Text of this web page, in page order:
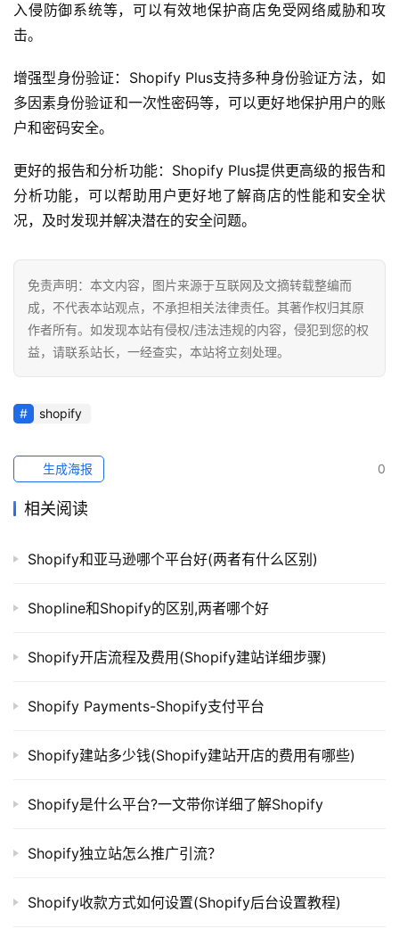
入侵防御系统等，可以有效地保护商店免受网络威胁和攻
击。
增强型身份验证：Shopify Plus支持多种身份验证方法，如
多因素身份验证和一次性密码等，可以更好地保护用户的账
户和密码安全。
更好的报告和分析功能：Shopify Plus提供更高级的报告和
分析功能，可以帮助用户更好地了解商店的性能和安全状
况，及时发现并解决潜在的安全问题。
免责声明：本文内容，图片来源于互联网及文摘转载整编而
成，不代表本站观点，不承担相关法律责任。其著作权归其原
作者所有。如发现本站有侵权/违法违规的内容，侵犯到您的权
益，请联系站长，一经查实，本站将立刻处理。
shopify
0
生成海报
相关阅读
Shopify和亚马逊哪个平台好(两者有什么区别)
Shopline和Shopify的区别,两者哪个好
Shopify开店流程及费用(Shopify建站详细步骤)
Shopify Payments-Shopify支付平台
Shopify建站多少钱(Shopify建站开店的费用有哪些)
Shopify是什么平台?一文带你详细了解Shopify
Shopify独立站怎么推广引流？
Shopify收款方式如何设置(Shopify后台设置教程)